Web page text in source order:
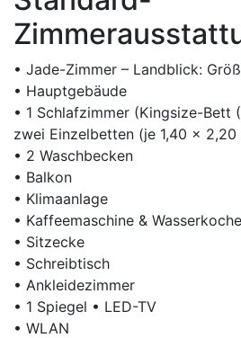
• Jade-Zimmer – Landblick:
• Hauptgebäude
• 1 Schlafzimmer (Kingsize-
zwei Einzelbetten (je 1,40 x 2,20
• 2 Waschbecken
• Balkon
• Klimaanlage
• Kaffeemaschine &
• Sitzecke
• Schreibtisch
• Ankleidezimmer
• 1 Spiegel • LED-TV
• WLAN